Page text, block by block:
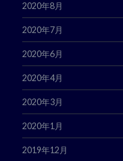
2020年8月
2020年7月
2020年6月
2020年4月
2020年3月
2020年1月
2019年12月